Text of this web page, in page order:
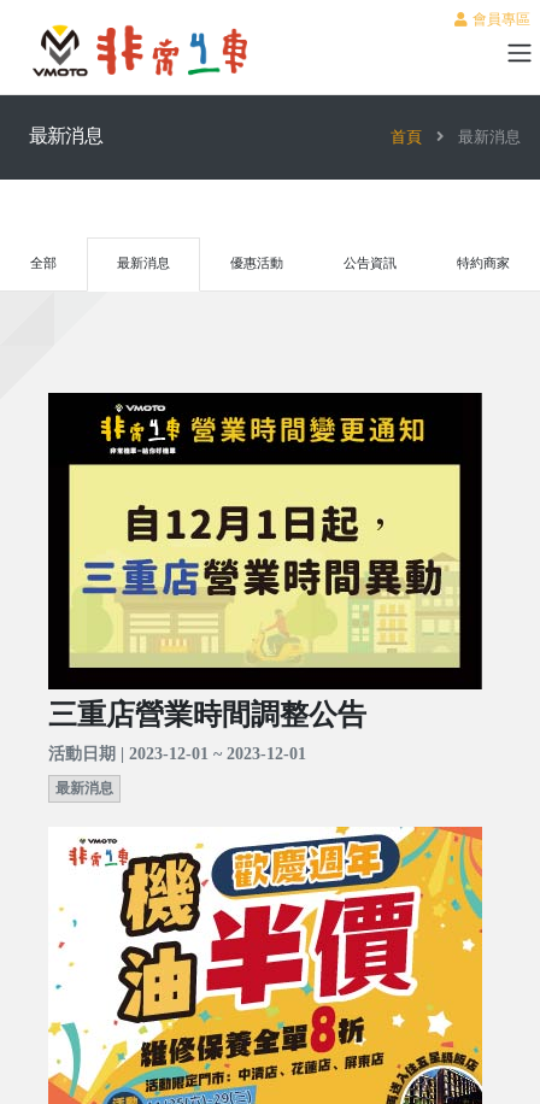
會員專區
最新消息 首頁 最新消息
全部 最新消息 優惠活動 公告資訊 特約商家
三重店營業時間調整公告
活動日期 | 2023-12-01 ~ 2023-12-01
最新消息